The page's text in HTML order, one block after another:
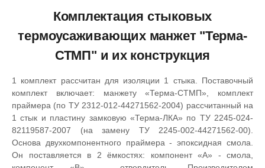
Комплектация стыковых
термоусаживающих манжет "Терма-
СТМП" и их конструкция
1 комплект рассчитан для изоляции 1 стыка. Поставочный
комплект включает: манжету «Терма-СТМП», комплект
праймера (по ТУ 2312-012-44271562-2004) рассчитанный на
1 стык и пластину замковую «Терма-ЛКА» по ТУ 2245-024-
82119587-2007 (на замену ТУ 2245-002-44271562-00).
Основа двухкомпонентного праймера - эпоксидная смола.
Он поставляется в 2 ёмкостях: компонент «А» - смола,